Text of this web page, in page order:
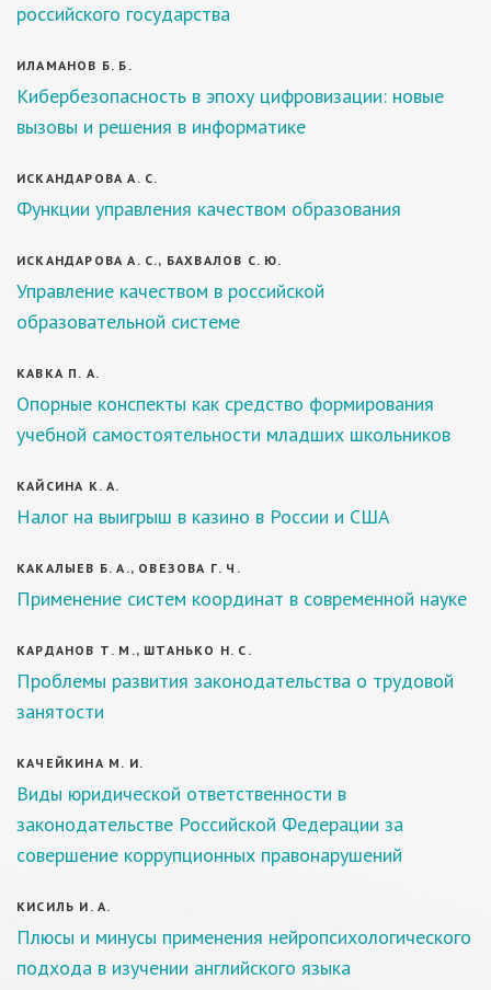
российского государства
ИЛАМАНОВ Б. Б.
Кибербезопасность в эпоху цифровизации: новые
вызовы и решения в информатике
ИСКАНДАРОВА А. С.
Функции управления качеством образования
ИСКАНДАРОВА А. С., БАХВАЛОВ С. Ю.
Управление качеством в российской
образовательной системе
КАВКА П. А.
Опорные конспекты как средство формирования
учебной самостоятельности младших школьников
КАЙСИНА К. А.
Налог на выигрыш в казино в России и США
КАКАЛЫЕВ Б. А., ОВЕЗОВА Г. Ч.
Применение систем координат в современной науке
КАРДАНОВ Т. М., ШТАНЬКО Н. С.
Проблемы развития законодательства о трудовой
занятости
КАЧЕЙКИНА М. И.
Виды юридической ответственности в
законодательстве Российской Федерации за
совершение коррупционных правонарушений
КИСИЛЬ И. А.
Плюсы и минусы применения нейропсихологического
подхода в изучении английского языка